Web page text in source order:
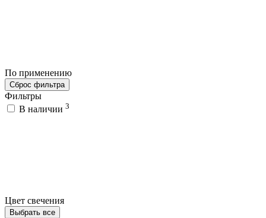
По применению
Сброс фильтра
Фильтры
В наличии 3
Цвет свечения
Выбрать все